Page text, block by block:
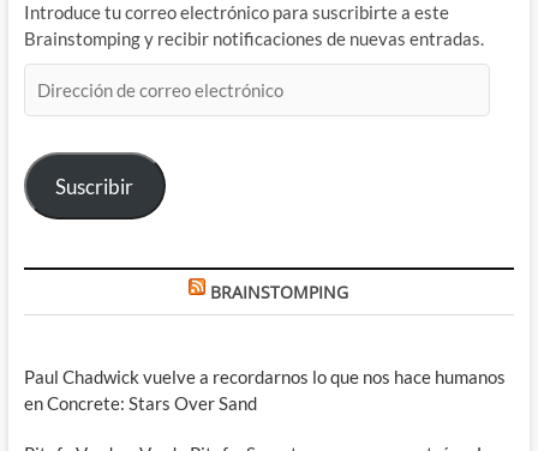
Introduce tu correo electrónico para suscribirte a este
Brainstomping y recibir notificaciones de nuevas entradas.
de
electrónico
Suscribir
BRAINSTOMPING
Paul Chadwick vuelve a recordarnos lo que nos hace humanos
en Concrete: Stars Over Sand